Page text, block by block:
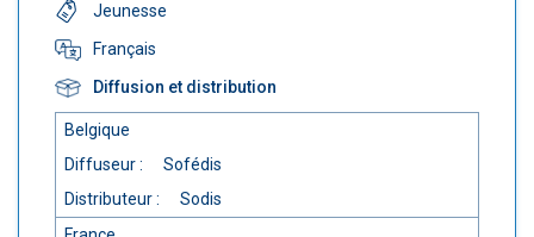
Jeunesse
Français
Diffusion et distribution
Belgique
Diffuseur :
Sofédis
Distributeur :
Sodis